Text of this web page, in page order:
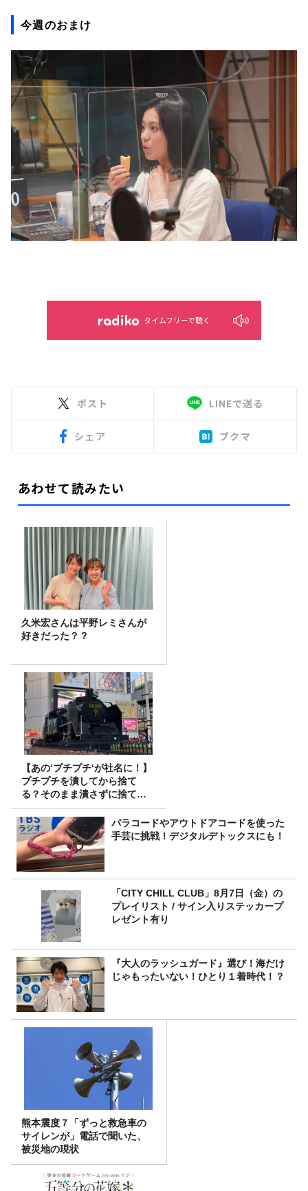
今週のおまけ
タイムフリーで聴く
ポスト LINEで送る
シェア ブクマ
あわせて読みたい
久米宏さんは平野レミさんが
好きだった？？
【あの‘プチプチ‘が社名に！】
プチプチを潰してから捨て
る？そのまま潰さずに捨て
る？
パラコードやアウトドアコードを使った
手芸に挑戦！デジタルデトックスにも！
「CITY CHILL CLUB」8月7日（金）の
プレイリスト / サイン入りステッカープ
レゼント有り
『大人のラッシュガード』選び！海だけ
じゃもったいない！ひとり１着時代！？
熊本震度７「ずっと救急車の
サイレンが」電話で聞いた、
被災地の現状